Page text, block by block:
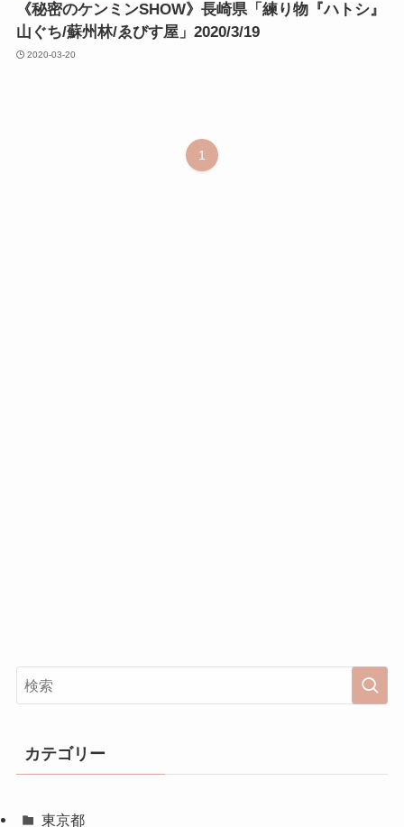
《秘密のケンミンSHOW》長崎県「練り物『ハトシ』
山ぐち/蘇州林/ゑびす屋」2020/3/19
2020-03-20
1
カテゴリー
東京都